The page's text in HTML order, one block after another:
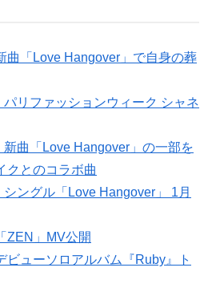
曲「Love Hangover」で自身の葬
リファッションウィーク シャネ
曲「Love Hangover」の一部を
クとのコラボ曲
ングル「Love Hangover」 1月
ZEN」MV公開
ビューソロアルバム『Ruby』ト